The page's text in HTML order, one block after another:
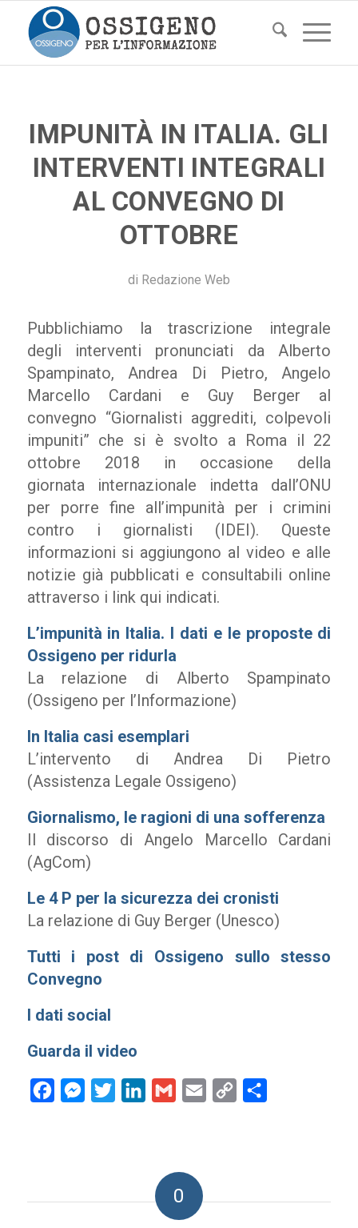
IMPUNITÀ IN ITALIA. GLI
INTERVENTI INTEGRALI
AL CONVEGNO DI
OTTOBRE
di Redazione Web
Pubblichiamo la trascrizione integrale
degli interventi pronunciati da Alberto
Spampinato, Andrea Di Pietro, Angelo
Marcello Cardani e Guy Berger al
convegno “Giornalisti aggrediti, colpevoli
impuniti” che si è svolto a Roma il 22
ottobre 2018 in occasione della
giornata internazionale indetta dall’ONU
per porre fine all’impunità per i crimini
contro i giornalisti (IDEI). Queste
informazioni si aggiungono al video e alle
notizie già pubblicati e consultabili online
attraverso i link qui indicati.
L’impunità in Italia. I dati e le proposte di
Ossigeno per ridurla
La relazione di Alberto Spampinato
(Ossigeno per l’Informazione)
In Italia casi esemplari
L’intervento di Andrea Di Pietro
(Assistenza Legale Ossigeno)
Giornalismo, le ragioni di una sofferenza
Il discorso di Angelo Marcello Cardani
(AgCom)
Le 4 P per la sicurezza dei cronisti
La relazione di Guy Berger (Unesco)
Tutti i post di Ossigeno sullo stesso
Convegno
I dati social
Guarda il video
FacebookMessenger
Twitter LinkedInGmail Email
Copy
0